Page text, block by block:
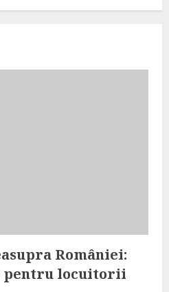
României:
pentru locuitorii